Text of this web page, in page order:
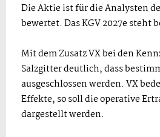
Die Aktie ist für die Analysten
bewertet. Das KGV 2027e steht
Mit dem Zusatz VX bei den
Salzgitter deutlich, dass
ausgeschlossen werden. VX
Effekte, so soll die operative
dargestellt werden.